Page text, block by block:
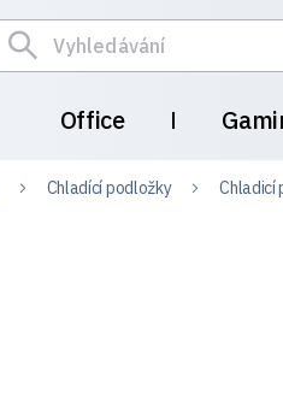
Office
Chladící podložky Chladicí